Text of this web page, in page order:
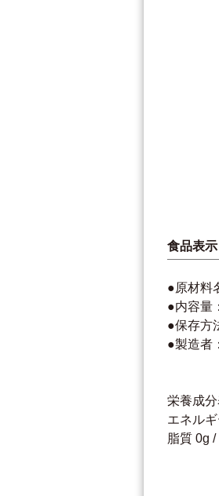
食品表示
●原材料
●内
●保存方
●製造者
高知
栄養成分
エネル
脂質 0g